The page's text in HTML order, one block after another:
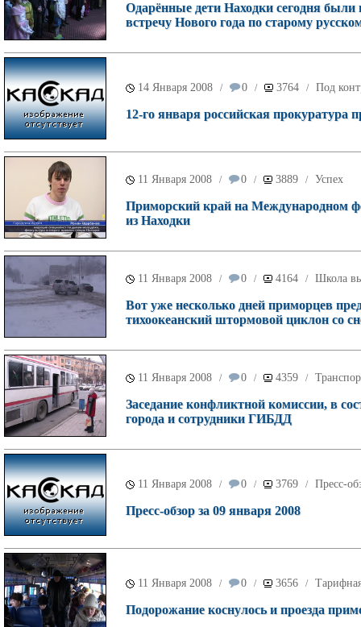
Одарённые дети Находки сегодня
встречу Нового года по старому
14 Января 2008 / 0 / 3764 / Под
12-го января российская прокуратура
11 Января 2008 / 0 / 3889 / Успех
Приморский край на Международном
из Находки
11 Января 2008 / 0 / 4164 / Школа
Вот уже несколько дней приморцев
тихоокеанский штормовой циклон со
11 Января 2008 / 0 / 4359 /
Заседание конфликтной комиссии, в
города и сотрудники ГИБДД
11 Января 2008 / 0 / 3769 / Пресс-
Пресс-обзор за 09 января 2008
11 Января 2008 / 0 / 3656 /
Подорожание коснулось и проезда